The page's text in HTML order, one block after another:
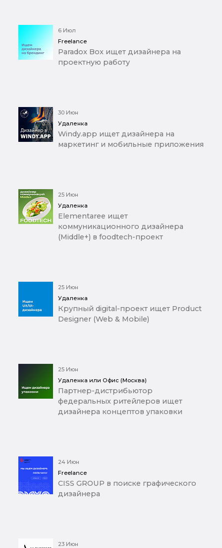
6 Июл
Freelance
Paradox Box ищет дизайнера на
проектную работу
30 Июн
Удаленка
Windy.app ищет дизайнера на
маркетинг и мобильные приложения
25 Июн
Удаленка
Elementaree ищет
коммуникационного дизайнера
(Middle+) в foodtech-проект
25 Июн
Удаленка
Крупный digital-проект ищет Product
Designer (Web & Mobile)
25 Июн
Удаленка или Офис (Москва)
Партнер-дистрибьютор
федеральных ритейлеров ищет
дизайнера концептов упаковки
24 Июн
Freelance
CISS GROUP в поиске графического
дизайнера
23 Июн